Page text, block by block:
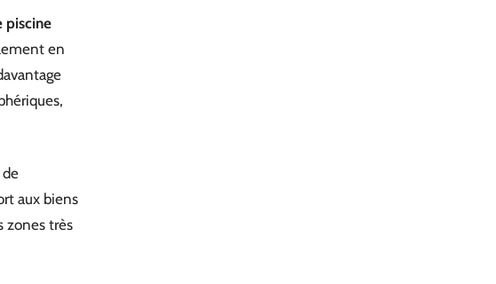
piscine
en
aux biens
zones très